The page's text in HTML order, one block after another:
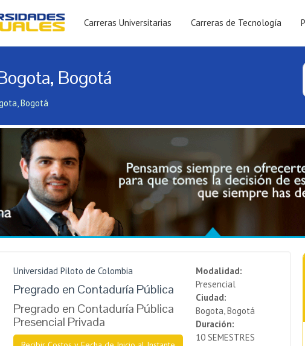
Carreras Universitarias Carreras de Tecnología
Bogotá
Bogotá
Universidad Piloto de Colombia
Pregrado en Contaduría Pública
Pregrado en Contaduría Pública
Presencial Privada
Modalidad:
Presencial
Ciudad:
Bogota, Bogotá
Duración:
10 SEMESTRES